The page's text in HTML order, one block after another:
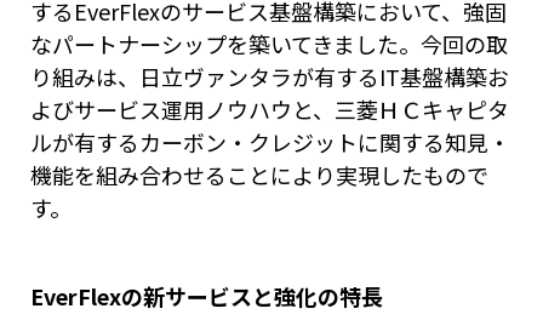
するEverFlexのサービス基盤構築において、強固
なパートナーシップを築いてきました。今回の取
り組みは、日立ヴァンタラが有するIT基盤構築お
よびサービス運用ノウハウと、三菱ＨＣキャピタ
ルが有するカーボン・クレジットに関する知見・
機能を組み合わせることにより実現したもので
す。
EverFlexの新サービスと強化の特長